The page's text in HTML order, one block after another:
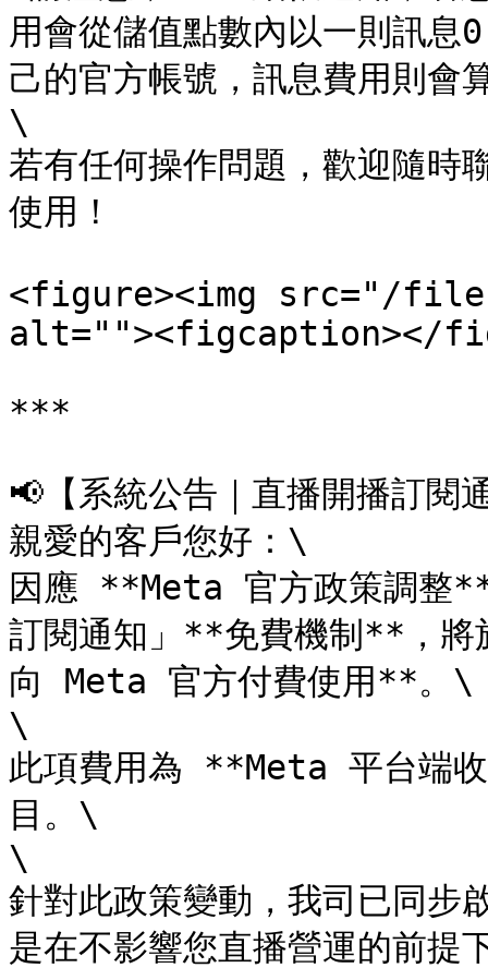
用會從儲值點數內以一則訊
己的官方帳號，訊息費用則
\
若有任何操作問題，歡迎隨時
使用！
<figure><img src="/files/
alt=""><figcaption></
***
📢【系統公告｜直播開播訂閱
親愛的客戶您好：\
因應 **Meta 官方政策調整
訂閱通知」**免費機制**，
向 Meta 官方付費使用**。\
\
此項費用為 **Meta 平台端
目。\
\
針對此政策變動，我司已同
是在不影響您直播營運的前提